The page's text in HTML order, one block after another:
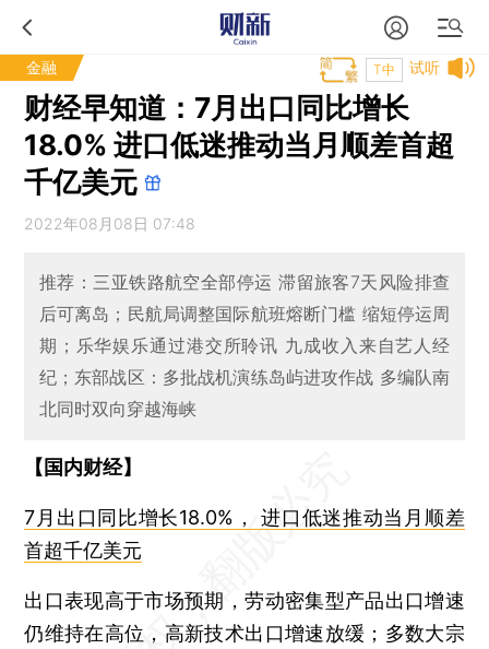
金融 试听
T中
财经早知道：7月出口同比增长
18.0% 进口低迷推动当月顺差首超
千亿美元
2022年08月08日 07:48
推荐：三亚铁路航空全部停运 滞留旅客7天风险排查
后可离岛；民航局调整国际航班熔断门槛 缩短停运周
期；乐华娱乐通过港交所聆讯 九成收入来自艺人经
纪；东部战区：多批战机演练岛屿进攻作战 多编队南
北同时双向穿越海峡
【国内财经】
7月出口同比增长18.0%， 进口低迷推动当月顺差
首超千亿美元
出口表现高于市场预期，劳动密集型产品出口增速
仍维持在高位，高新技术出口增速放缓；多数大宗